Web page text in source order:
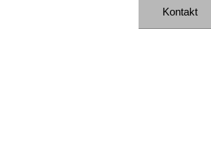
Kontakt